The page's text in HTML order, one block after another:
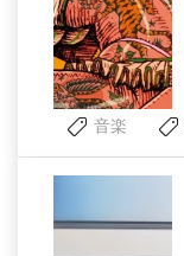
音楽